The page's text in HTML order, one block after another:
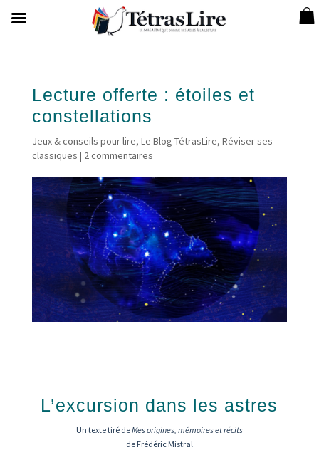
Lecture offerte : étoiles et
constellations
Jeux & conseils pour lire, Le Blog TétrasLire, Réviser ses
classiques | 2 commentaires
L’excursion dans les astres
Un texte tiré deMes origines, mémoires et récits
de Frédéric Mistral